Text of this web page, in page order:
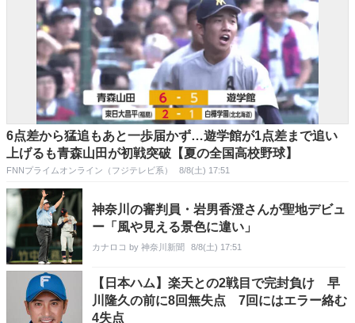
6点差から猛追もあと一歩届かず…遊学館が1点差まで追い
上げるも青森山田が初戦突破【夏の全国高校野球】
FNNプライムオンライン（フジテレビ系） 8/8(土) 17:51
神奈川の審判員・岩男香澄さんが聖地デビュ
ー「風や見える景色に違い」
カナロコ by 神奈川新聞 8/8(土) 17:51
【日本ハム】楽天との2戦目で完封負け 早
川隆久の前に8回無失点 7回にはエラー絡む
4失点